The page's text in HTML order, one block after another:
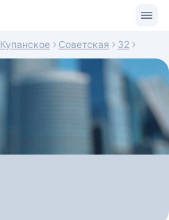
Купанское Советская 32